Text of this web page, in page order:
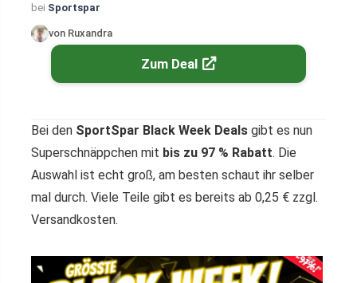
bei Sportspar
von Ruxandra
Zum Deal
Bei den SportSpar Black Week Deals gibt es nun
Superschnäppchen mit bis zu 97 % Rabatt. Die
Auswahl ist echt groß, am besten schaut ihr selber
mal durch. Viele Teile gibt es bereits ab 0,25 € zzgl.
Versandkosten.